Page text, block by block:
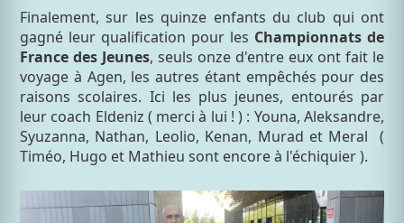
Finalement, sur les quinze enfants du club qui ont
gagné leur qualification pour les Championnats de
France des Jeunes, seuls onze d'entre eux ont fait le
voyage à Agen, les autres étant empêchés pour des
raisons scolaires. Ici les plus jeunes, entourés par
leur coach Eldeniz ( merci à lui ! ) : Youna, Aleksandre,
Syuzanna, Nathan, Leolio, Kenan, Murad et Meral (
Timéo, Hugo et Mathieu sont encore à l'échiquier ).